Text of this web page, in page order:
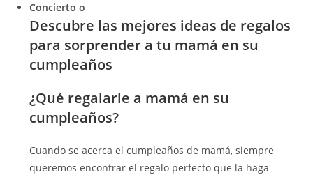
Concierto o
Descubre las mejores ideas de regalos
para sorprender a tu mamá en su
cumpleaños
¿Qué regalarle a mamá en su
cumpleaños?
Cuando se acerca el cumpleaños de mamá, siempre
queremos encontrar el regalo perfecto que la haga